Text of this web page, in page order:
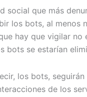
social que más
los bots, al menos
hay que vigilar
bots se estarían
los bots,
de los